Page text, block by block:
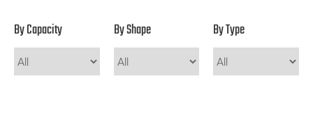
By Capacity By Shape By Type